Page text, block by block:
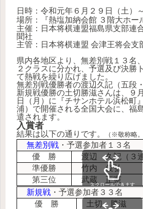
日時：令和元年６月２９日（土）
場所：『熱塩加納会館 ３階大ホー
主催：日本将棋連盟福島県支部連
聞社
主管：日本将棋連盟 会津王将会支
県内各地区より、無差別戦１３名
２クラスに分かれ、予選及び決勝
て熱戦を繰り広げました。
無差別戦優勝者の渡辺久記（五段
新規戦優勝の土切勝滋さんは、９
日（月）に『チサンホテル浜松町
浦）で開催される全国大会に、福
遣されます。
入賞者
結果は以下の通りです。 （※敬称略
無差別戦 ・予選参加者１３名
優 勝
渡辺 久記（３連
準優勝
竹内 俊弘
第三位
武蔵 正憲
スクロールできます
新規戦 ・予選参加者３３名
優 勝
土切 勝滋